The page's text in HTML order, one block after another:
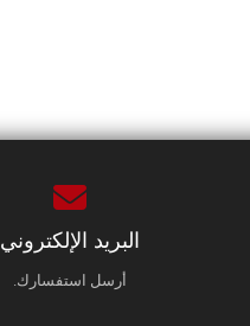
البريد الإلكتروني
أرسل استفسارك.